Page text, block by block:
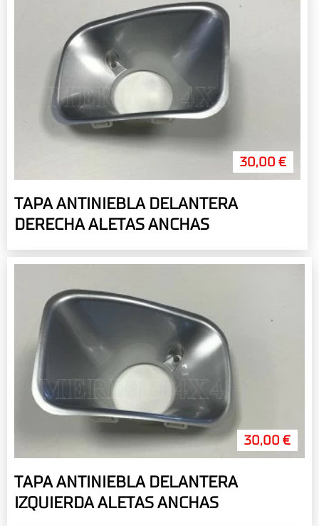
30,00 €
TAPA ANTINIEBLA DELANTERA
DERECHA ALETAS ANCHAS
30,00 €
TAPA ANTINIEBLA DELANTERA
IZQUIERDA ALETAS ANCHAS